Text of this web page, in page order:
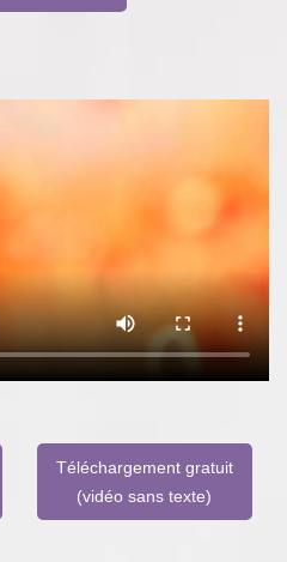
Téléchargement gratuit
(vidéo sans texte)